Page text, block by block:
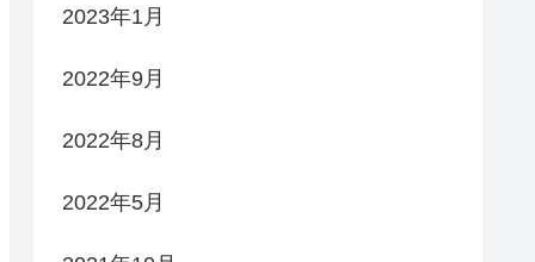
2023年1月
2022年9月
2022年8月
2022年5月